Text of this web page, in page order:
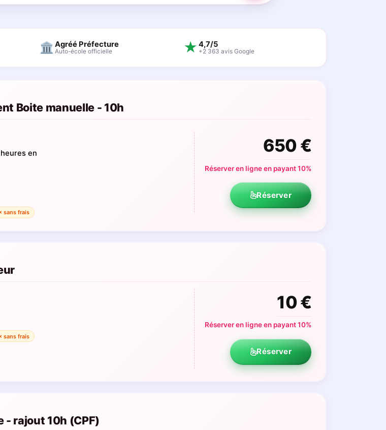
🏛 Agréé Préfecture
Auto-école officielle ★ 4,7/5
+2 363 avis Google
Boite manuelle - 10h
en
sans frais
650 €
Réserver en ligne en payant 10%
Réserver
sans frais
10 €
Réserver en ligne en payant 10%
Réserver
- rajout 10h (CPF)